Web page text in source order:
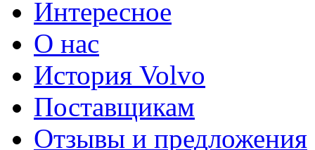
Интересное
О нас
История Volvo
Поставщикам
Отзывы и предложения